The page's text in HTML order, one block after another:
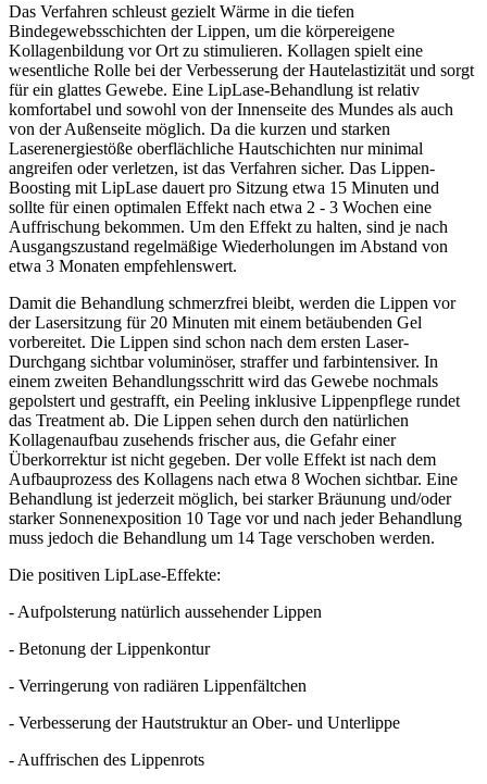
Das Verfahren schleust gezielt Wärme in die tiefen
Bindegewebsschichten der Lippen, um die körpereigene
Kollagenbildung vor Ort zu stimulieren. Kollagen spielt eine
wesentliche Rolle bei der Verbesserung der Hautelastizität und sorgt
für ein glattes Gewebe. Eine LipLase-Behandlung ist relativ
komfortabel und sowohl von der Innenseite des Mundes als auch
von der Außenseite möglich. Da die kurzen und starken
Laserenergiestöße oberflächliche Hautschichten nur minimal
angreifen oder verletzen, ist das Verfahren sicher. Das Lippen-
Boosting mit LipLase dauert pro Sitzung etwa 15 Minuten und
sollte für einen optimalen Effekt nach etwa 2 - 3 Wochen eine
Auffrischung bekommen. Um den Effekt zu halten, sind je nach
Ausgangszustand regelmäßige Wiederholungen im Abstand von
etwa 3 Monaten empfehlenswert.
Damit die Behandlung schmerzfrei bleibt, werden die Lippen vor
der Lasersitzung für 20 Minuten mit einem betäubenden Gel
vorbereitet. Die Lippen sind schon nach dem ersten Laser-
Durchgang sichtbar voluminöser, straffer und farbintensiver. In
einem zweiten Behandlungsschritt wird das Gewebe nochmals
gepolstert und gestrafft, ein Peeling inklusive Lippenpflege rundet
das Treatment ab. Die Lippen sehen durch den natürlichen
Kollagenaufbau zusehends frischer aus, die Gefahr einer
Überkorrektur ist nicht gegeben. Der volle Effekt ist nach dem
Aufbauprozess des Kollagens nach etwa 8 Wochen sichtbar. Eine
Behandlung ist jederzeit möglich, bei starker Bräunung und/oder
starker Sonnenexposition 10 Tage vor und nach jeder Behandlung
muss jedoch die Behandlung um 14 Tage verschoben werden.
Die positiven LipLase-Effekte:
- Aufpolsterung natürlich aussehender Lippen
- Betonung der Lippenkontur
- Verringerung von radiären Lippenfältchen
- Verbesserung der Hautstruktur an Ober- und Unterlippe
- Auffrischen des Lippenrots